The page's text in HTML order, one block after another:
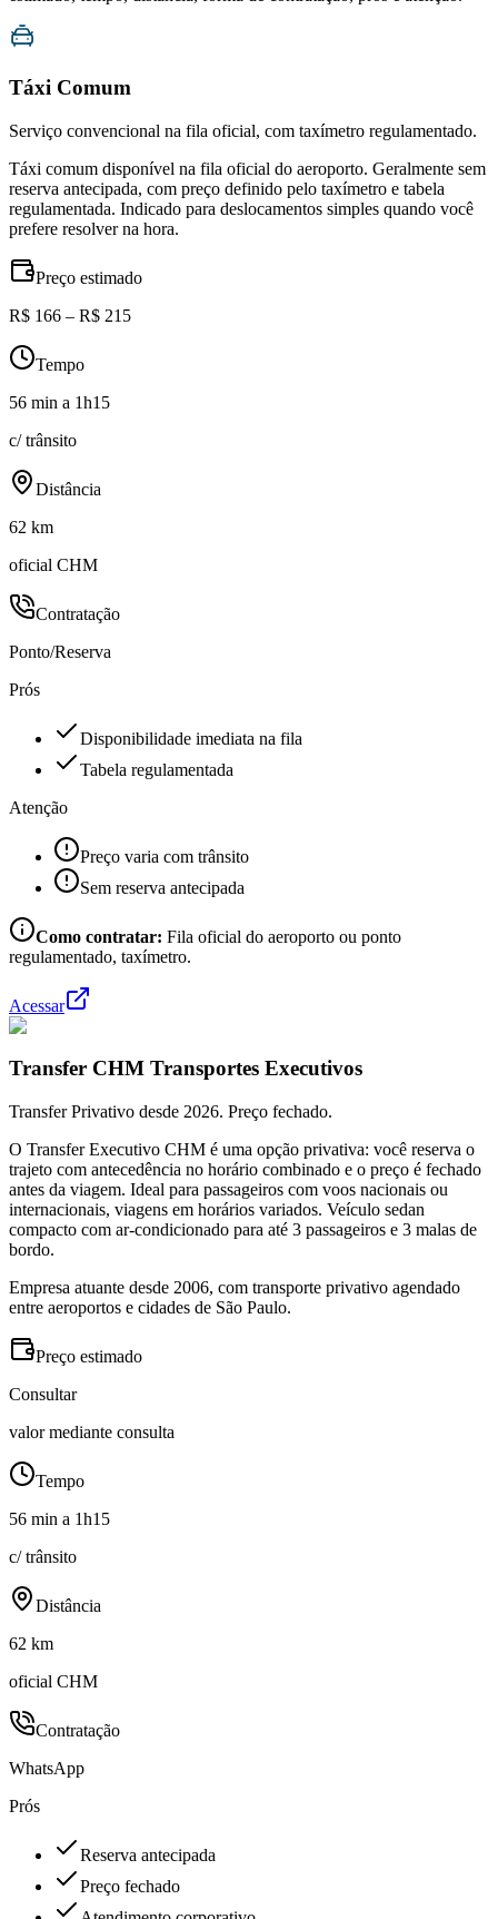
Táxi Comum
Serviço convencional na fila oficial, com taxímetro regulamentado.
Táxi comum disponível na fila oficial do aeroporto. Geralmente sem
reserva antecipada, com preço definido pelo taxímetro e tabela
regulamentada. Indicado para deslocamentos simples quando você
prefere resolver na hora.
Preço estimado
R$ 166 – R$ 215
Tempo
56 min a 1h15
c/ trânsito
Distância
62 km
oficial CHM
Contratação
Ponto/Reserva
Prós
Disponibilidade imediata na fila
Tabela regulamentada
Atenção
Preço varia com trânsito
Sem reserva antecipada
Como contratar: Fila oficial do aeroporto ou ponto
regulamentado, taxímetro.
Acessar
Transfer CHM Transportes Executivos
Transfer Privativo desde 2026. Preço fechado.
O Transfer Executivo CHM é uma opção privativa: você reserva o
trajeto com antecedência no horário combinado e o preço é fechado
antes da viagem. Ideal para passageiros com voos nacionais ou
internacionais, viagens em horários variados. Veículo sedan
compacto com ar-condicionado para até 3 passageiros e 3 malas de
bordo.
Empresa atuante desde 2006, com transporte privativo agendado
entre aeroportos e cidades de São Paulo.
Preço estimado
Consultar
valor mediante consulta
Tempo
56 min a 1h15
c/ trânsito
Distância
62 km
oficial CHM
Contratação
WhatsApp
Prós
Reserva antecipada
Preço fechado